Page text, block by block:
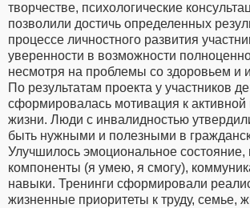
творчестве, психологические
позволили достичь определенных
процессе личностного развития
уверенности в возможности
несмотря на проблемы со здоровьем и
По результатам проекта у участников
сформировалась мотивация к
жизни. Люди с инвалидностью
быть нужными и полезными в
Улучшилось эмоциональное
компоненты (я умею, я смогу),
навыки. Тренинги сформировали
жизненные приоритеты к труду, семье,